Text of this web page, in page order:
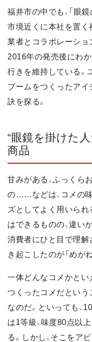
福井市の中でも、「眼
市境近くに本社を置く
業者とコラボレーショ
2016年の発売後にわ
行きを維持している。
ブームをつくったアイ
訣を探る。
“眼鏡を掛けた
商品
甘みがある、ふっくら
の……などは、コメの
ズとしてよく用いられ
はできるものの、違い
消費者にひと目で理解
き起こしたのが「めがね
一体どんなコメかとい
つくったコメだという
なのだ。といっても、
は1等級、味度80点以
る。しかし、そこをア